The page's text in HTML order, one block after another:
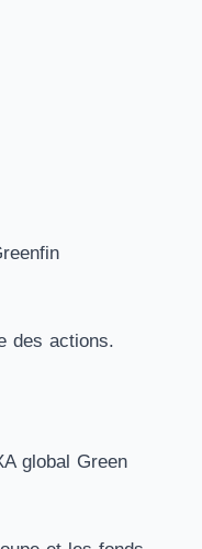
des actions.
global Green